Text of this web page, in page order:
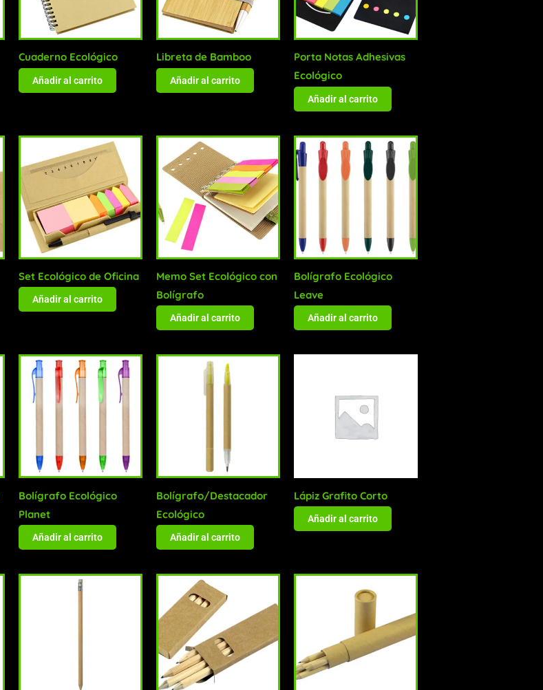
Cuaderno Ecológico
Añadir al carrito
Libreta de Bamboo
Añadir al carrito
Porta Notas Adhesivas
Ecológico
Añadir al carrito
Set Ecológico de Oficina
Añadir al carrito
Memo Set Ecológico con
Bolígrafo
Añadir al carrito
Bolígrafo Ecológico
Leave
Añadir al carrito
Bolígrafo Ecológico
Planet
Añadir al carrito
Bolígrafo/Destacador
Ecológico
Añadir al carrito
Lápiz Grafito Corto
Añadir al carrito